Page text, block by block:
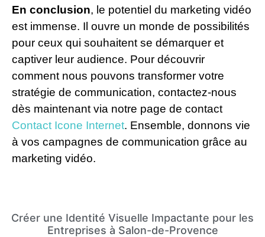
En conclusion, le potentiel du marketing vidéo
est immense. Il ouvre un monde de possibilités
pour ceux qui souhaitent se démarquer et
captiver leur audience. Pour découvrir
comment nous pouvons transformer votre
stratégie de communication, contactez-nous
dès maintenant via notre page de contact
Contact Icone Internet. Ensemble, donnons vie
à vos campagnes de communication grâce au
marketing vidéo.
Créer une Identité Visuelle Impactante pour les
Entreprises à Salon-de-Provence